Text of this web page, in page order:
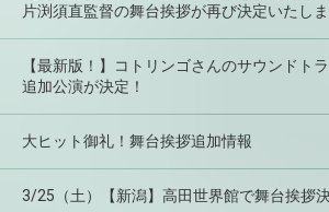
片渕須直監督の舞台挨拶が再び決定いたしま
【最新版！】コトリンゴさんのサウンドト
追加公演が決定！
大ヒット御礼！舞台挨拶追加情報
3/25（土）【新潟】高田世界館で舞台挨拶決